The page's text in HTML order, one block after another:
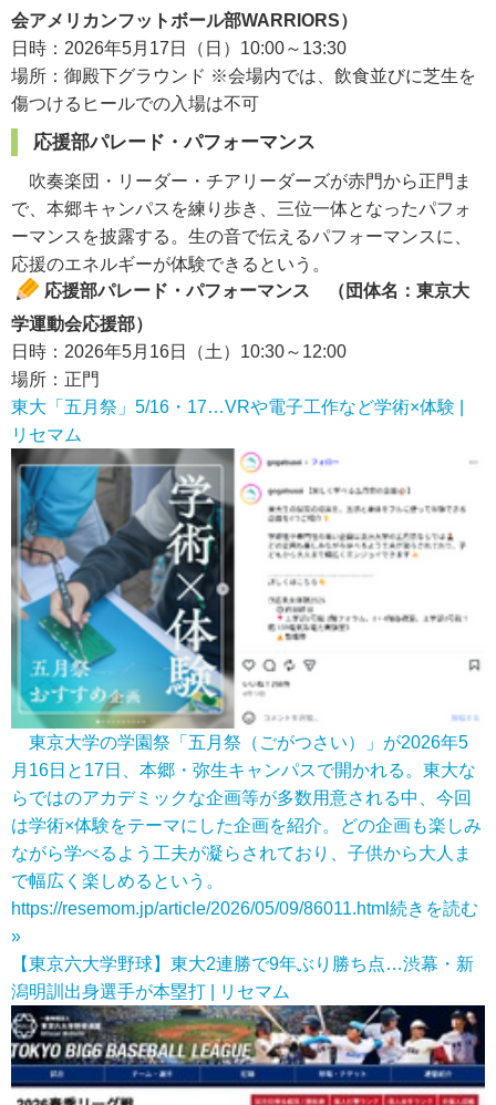
会アメリカンフットボール部WARRIORS）
日時：2026年5月17日（日）10:00～13:30
場所：御殿下グラウンド ※会場内では、飲食並びに芝生を
傷つけるヒールでの入場は不可
応援部パレード・パフォーマンス
吹奏楽団・リーダー・チアリーダーズが赤門から正門ま
で、本郷キャンパスを練り歩き、三位一体となったパフォ
ーマンスを披露する。生の音で伝えるパフォーマンスに、
応援のエネルギーが体験できるという。
応援部パレード・パフォーマンス （団体名：東京大
学運動会応援部）
日時：2026年5月16日（土）10:30～12:00
場所：正門
東大「五月祭」5/16・17…VRや電子工作など学術×体験 |
リセマム
東京大学の学園祭「五月祭（ごがつさい）」が2026年5
月16日と17日、本郷・弥生キャンパスで開かれる。東大な
らではのアカデミックな企画等が多数用意される中、今回
は学術×体験をテーマにした企画を紹介。どの企画も楽しみ
ながら学べるよう工夫が凝らされており、子供から大人ま
で幅広く楽しめるという。
https://resemom.jp/article/2026/05/09/86011.html 続きを読む
»
【東京六大学野球】東大2連勝で9年ぶり勝ち点…渋幕・新
潟明訓出身選手が本塁打 | リセマム